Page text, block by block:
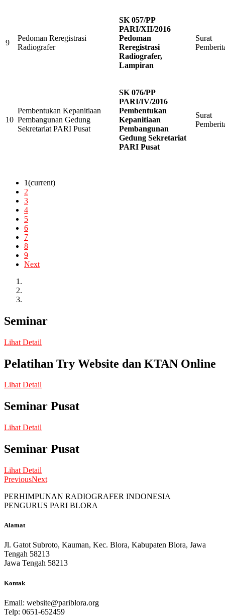
9
Pedoman Reregistrasi
Radiografer
SK 057/PP
PARI/XII/2016
Pedoman
Reregistrasi
Radiografer,
Lampiran
Surat
10
Pembentukan Kepanitiaan
Pembangunan Gedung
Sekretariat PARI Pusat
SK 076/PP
PARI/IV/2016
Pembentukan
Kepanitiaan
Pembangunan
Gedung Sekretariat
PARI Pusat
Surat
1(current)
2
3
4
5
6
7
8
9
Next
Seminar
Lihat Detail
Pelatihan Try Website dan KTAN Online
Lihat Detail
Seminar Pusat
Lihat Detail
Seminar Pusat
Lihat Detail
PreviousNext
PERHIMPUNAN RADIOGRAFER INDONESIA
PENGURUS PARI BLORA
Alamat
Jl. Gatot Subroto, Kauman, Kec. Blora, Kabupaten Blora, Jawa
Tengah 58213
Jawa Tengah 58213
Kontak
Email: website@pariblora.org
Telp: 0651-652459